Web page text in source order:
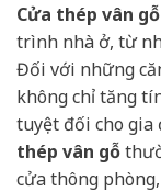
Cửa thép vân gỗ
trình nhà ở, từ
Đối với những
không chỉ tăng
tuyệt đối cho gia
thép vân gỗ
cửa thông